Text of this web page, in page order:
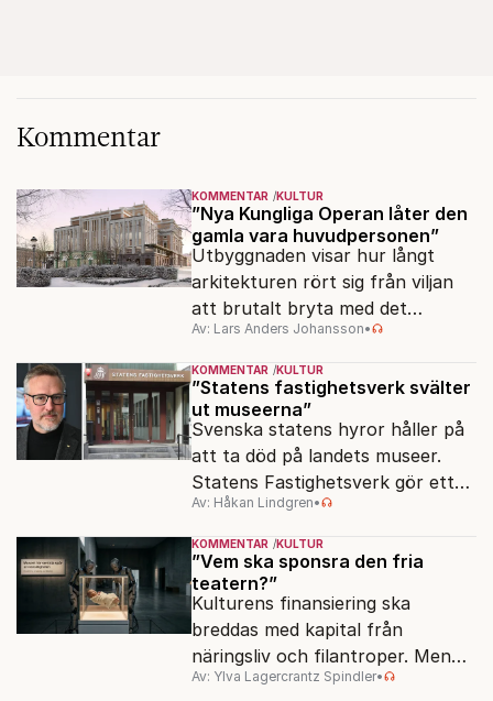
Kommentar
KOMMENTAR KULTUR
”Nya Kungliga Operan låter den
gamla vara huvudpersonen”
Utbyggnaden visar hur långt
arkitekturen rört sig från viljan
att brutalt bryta med det
förflutna. Men varför är man så
rädd för detaljer?
Av: Lars Anders Johansson•
KOMMENTAR KULTUR
”Statens fastighetsverk svälter
ut museerna”
Svenska statens hyror håller på
att ta död på landets museer.
Statens Fastighetsverk gör ett
överskott på 800 miljoner kronor
samtidigt som samlingarna hotas.
Av: Håkan Lindgren•
KOMMENTAR KULTUR
”Vem ska sponsra den fria
teatern?”
Kulturens finansiering ska
breddas med kapital från
näringsliv och filantroper. Men
frågan är, vilken kultur?
Av: Ylva Lagercrantz Spindler•